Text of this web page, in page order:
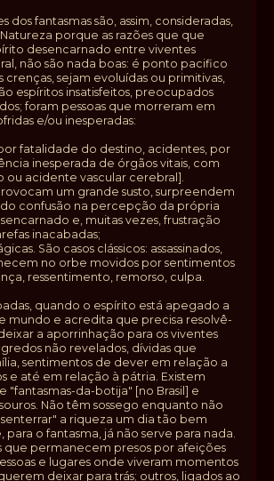
dos fantasmas são, assim, consideradas,
porque as razões que que
desencarnado entre viventes
não são nada boas: é ponto pacifico
crenças, sejam evoluídas ou primitivas,
espíritos insatisfeitos, preocupados
foram pessoas que morreram em
e/ou inesperadas:
fatalidade do destino, acidentes, por
inesperada de órgãos vitais, com
ou acidente vascular cerebral].
um grande susto, surpreendem
confusão na percepção da própria
e, muitas vezes, frustração
inacabadas;
São casos clássicos: assassinados,
no orbe movidos por sentimentos
ressentimento, remorso, culpa.
quando o espírito está apegado a
mundo e acredita que precisa resolvê-
a aporrinhação para os viventes
não revelados, dívidas que
sentimentos de dever em relação a
e até em relação à pátria. Existem
"fantasmas-da-botija" [no Brasil] e
Não têm sossego enquanto não
a riqueza um dia tão bem
o fantasma, já não serve para nada.
que permanecem presos por afeições
e lugares onde viveram momentos
deixar para trás; outros, ligados ao